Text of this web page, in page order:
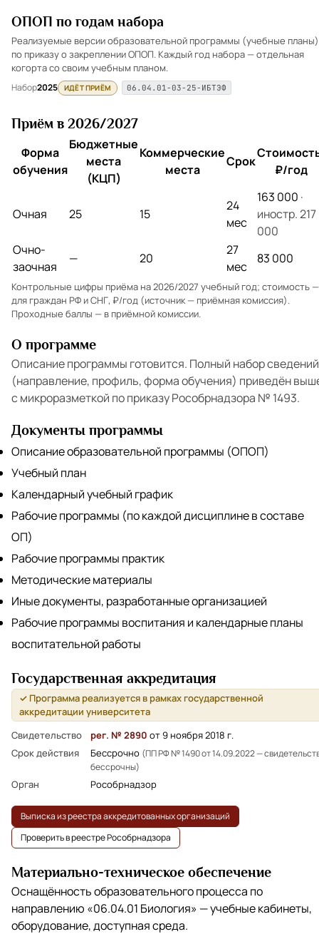
ОПОП по годам набора
Реализуемые версии образовательной программы (учебные планы)
по приказу о закреплении ОПОП. Каждый год набора — отдельная
когорта со своим учебным планом.
Набор2025 ИДЁТ ПРИЁМ 06.04.01-03-25-ИБТЭФ
Приём в 2026/2027
Форма
обучения
Бюджетные
места
(КЦП)
Коммерческие
места
Срок
₽/год
Очная 25 15
24
мес
163 000 ·
иностр. 217
000
Очно-
заочная
— 20
27
мес
83 000
Контрольные цифры приёма на 2026/2027 учебный год; стоимость —
для граждан РФ и СНГ, ₽/год (источник — приёмная комиссия).
Проходные баллы — в приёмной комиссии.
О программе
Описание программы готовится. Полный набор сведений
(направление, профиль, форма обучения) приведён
с микроразметкой по приказу Рособрнадзора № 1493.
Документы программы
Описание образовательной программы (ОПОП)
Учебный план
Календарный учебный график
Рабочие программы (по каждой дисциплине в составе
ОП)
Рабочие программы практик
Методические материалы
Иные документы, разработанные организацией
Рабочие программы воспитания и календарные планы
воспитательной работы
Государственная аккредитация
✓ Программа реализуется в рамках государственной
аккредитации университета
Свидетельство
рег. № 2890 от 9 ноября 2018 г.
Срок действия
Бессрочно (ПП РФ № 1490 от 14.09.2022 —
бессрочны)
Орган Рособрнадзор
Выписка из реестра аккредитованных организаций
Проверить в реестре Рособрнадзора
Материально-техническое обеспечение
Оснащённость образовательного процесса по
направлению «06.04.01 Биология» — учебные кабинеты,
оборудование, доступная среда.